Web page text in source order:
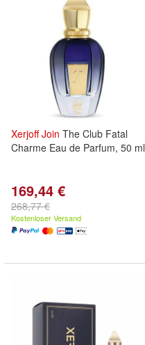
Xerjoff Join The Club Fatal
Charme Eau de Parfum, 50 ml
169,44 €
268,77 €
Kostenloser Versand